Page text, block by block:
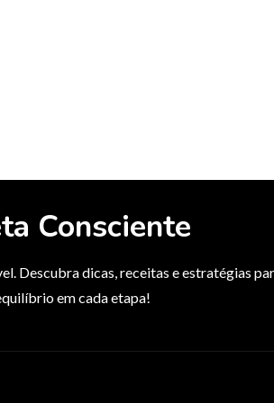
Consciente
Descubra dicas, receitas e estratégias
em cada etapa!